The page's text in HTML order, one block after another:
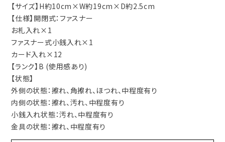
【サイズ】H約10cm×W約19cm×D約2.5cm
【仕様】開閉式：ファスナー
お札入れ×1
ファスナー式小銭入れ×1
カード入れ×12
【ランク】B (使用感あり)
【状態】
外側の状態：擦れ、角擦れ、ほつれ、中程度有り
内側の状態：擦れ、汚れ、中程度有り
小銭入れ状態：汚れ、中程度有り
金具の状態：擦れ、中程度有り